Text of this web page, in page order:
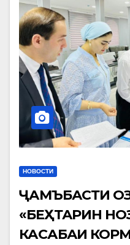
НОВОСТИ
ҶАМЪБАСТИ
«БЕҲТАРИН
КАСАБАИ